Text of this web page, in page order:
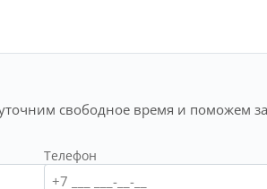
свободное время и поможем
Телефон